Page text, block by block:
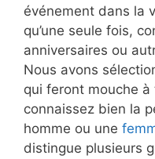
événement dans la
qu’une seule fois,
anniversaires ou
Nous avons
qui feront mouche
connaissez bien la
homme ou une
distingue plusieurs